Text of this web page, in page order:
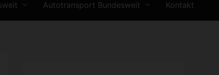
Autotransport Bundesweit Kontakt